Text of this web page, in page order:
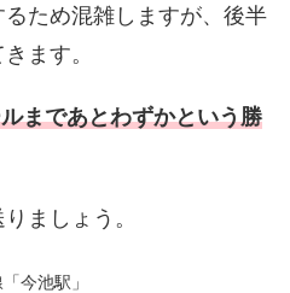
ため混雑しますが、後半
ます。
まであとわずかという勝
ましょう。
今池駅」